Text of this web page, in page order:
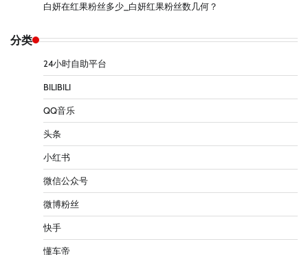
白妍在红果粉丝多少_白妍红果粉丝数几何？
分类
24小时自助平台
BILIBILI
QQ音乐
头条
小红书
微信公众号
微博粉丝
快手
懂车帝